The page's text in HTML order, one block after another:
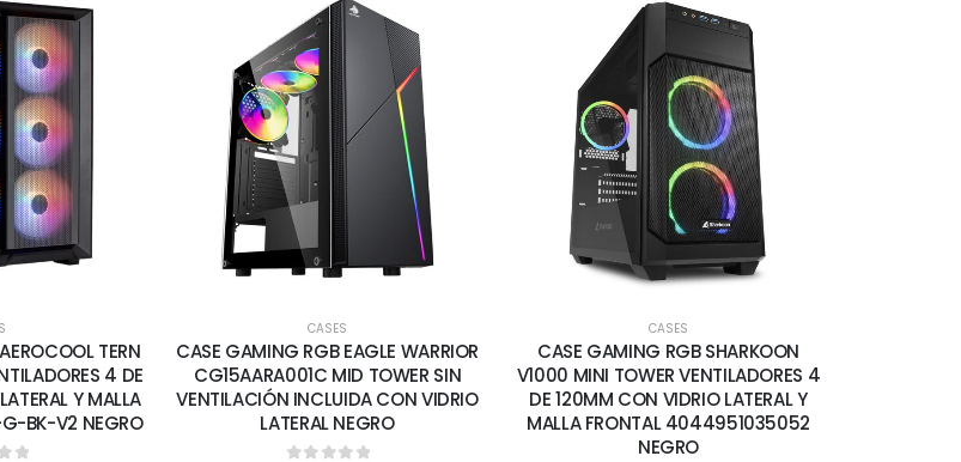
TERN
4 DE
Y MALLA
G-BK-V2 NEGRO
CASES
CASE GAMING RGB EAGLE WARRIOR
CG15AARA001C MID TOWER SIN
VENTILACIÓN INCLUIDA CON VIDRIO
LATERAL NEGRO
CASES
CASE GAMING RGB SHARKOON
V1000 MINI TOWER VENTILADORES 4
DE 120MM CON VIDRIO LATERAL Y
MALLA FRONTAL 4044951035052
NEGRO